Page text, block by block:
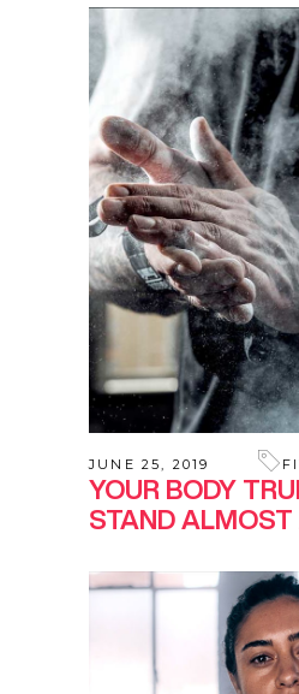
JUNE 25, 2019
YOUR BODY
STAND